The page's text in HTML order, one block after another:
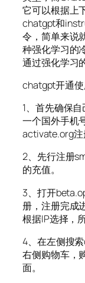
它可以根据上
chatgpt和
令，简单来说
种强化学习的
通过强化学习
chatgpt开通
1、首先确保
一个国外手机
activate.org注
2、先行注册
的充值。
3、打开
册，注册完成
根据IP选择，
4、在左侧搜
右侧购物车，
面。